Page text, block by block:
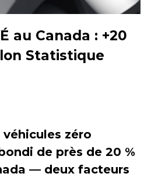
au Canada : +20
Statistique
zéro
de près de 20 %
— deux facteurs